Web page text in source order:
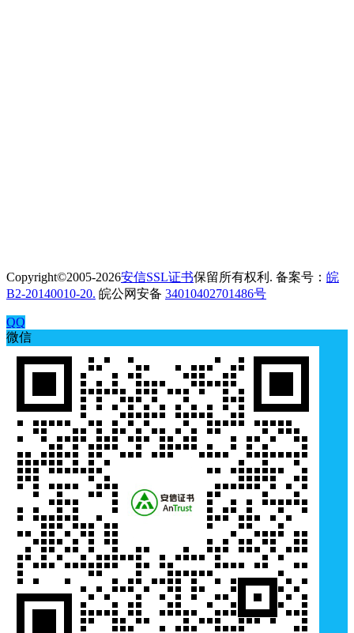
Copyright©2005-2026安信SSL证书保留所有权利. 备案号： 皖
B2-20140010-20. 皖公网安备 34010402701486号
QQ
微信